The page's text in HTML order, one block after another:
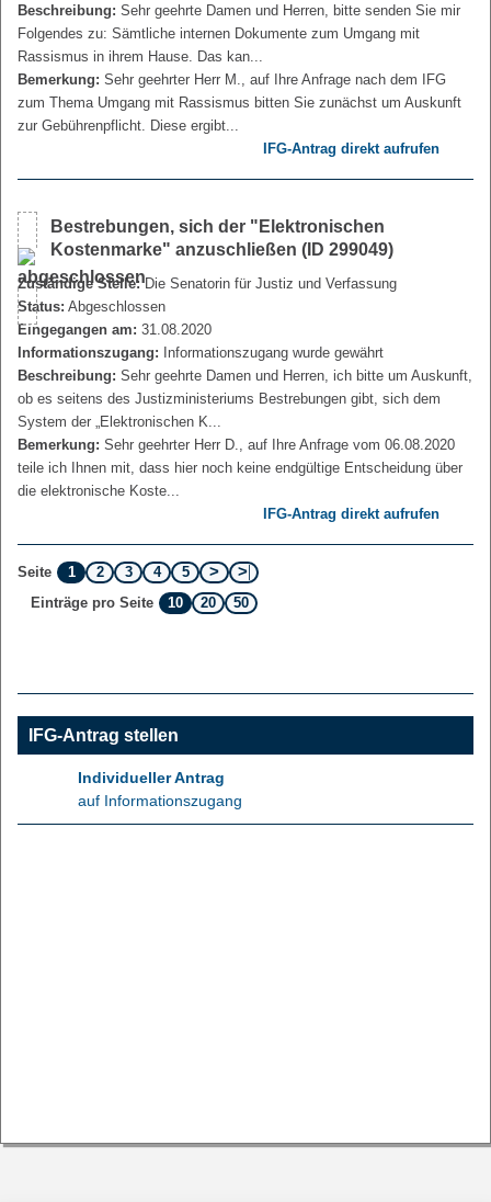
Beschreibung: Sehr geehrte Damen und Herren, bitte senden Sie mir
Folgendes zu: Sämtliche internen Dokumente zum Umgang mit
Rassismus in ihrem Hause. Das kan...
Bemerkung: Sehr geehrter Herr M., auf Ihre Anfrage nach dem IFG
zum Thema Umgang mit Rassismus bitten Sie zunächst um Auskunft
zur Gebührenpflicht. Diese ergibt...
IFG-Antrag direkt aufrufen
Bestrebungen, sich der "Elektronischen
Kostenmarke" anzuschließen (ID 299049)
Zuständige Stelle:Die Senatorin für Justiz und Verfassung
Status: Abgeschlossen
Eingegangen am: 31.08.2020
Informationszugang: Informationszugang wurde gewährt
Beschreibung: Sehr geehrte Damen und Herren, ich bitte um Auskunft,
ob es seitens des Justizministeriums Bestrebungen gibt, sich dem
System der „Elektronischen K...
Bemerkung: Sehr geehrter Herr D., auf Ihre Anfrage vom 06.08.2020
teile ich Ihnen mit, dass hier noch keine endgültige Entscheidung über
die elektronische Koste...
IFG-Antrag direkt aufrufen
Seite 1 2 3 4
5
Einträge pro Seite
10 20 50
IFG-Antrag stellen
Individueller Antrag
auf Informationszugang